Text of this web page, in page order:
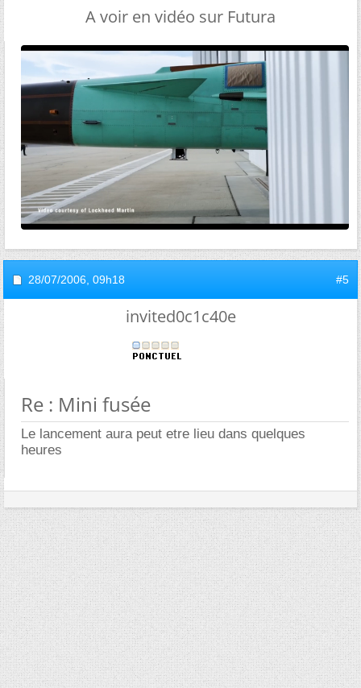
A voir en vidéo sur Futura
28/07/2006, 09h18 #5
invited0c1c40e
Re : Mini fusée
Le lancement aura peut etre lieu dans quelques
heures